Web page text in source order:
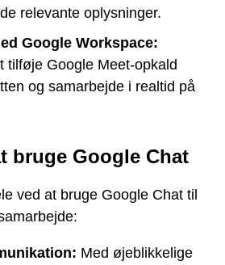
relevante oplysninger.
Google Workspace:
tilføje Google Meet-opkald
og samarbejde i realtid på
bruge Google Chat
ved at bruge Google Chat til
Med øjeblikkelige